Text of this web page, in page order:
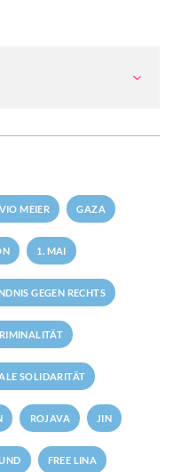
MEIER GAZA
1. MAI
GEGEN RECHTS
SOLIDARITÄT
ROJAVA JIN
FREE LINA